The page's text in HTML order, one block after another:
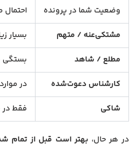
وضعیت شما در پرونده
مشتکی‌عنه / متهم
بسیار
مطلع / شاهد
بستگی
کارشناس دعوت‌شده
در
شاکی
فقط در
در هر حال، بهتر است قبل از تمام